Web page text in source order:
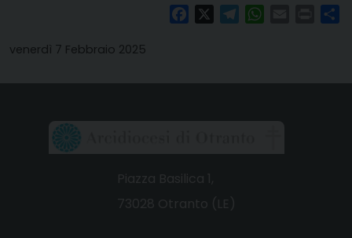
FacebookTelegramWhatsAppPrint
venerdì 7 Febbraio 2025